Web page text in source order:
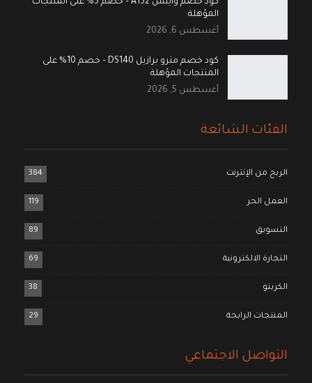
المؤهلة
أغسطس 6, 2026
كود خصم مترو برازيل DS140 – خصم 10% على
المنتجات المؤهلة
أغسطس 5, 2026
الفئات الشائعة
الربح من الإنترنت 384
العمل الحر 119
التسويق 89
التجارة الالكترونية 69
الكربتو 38
المنتجات الرابحة 29
التواصل الاجتماعي